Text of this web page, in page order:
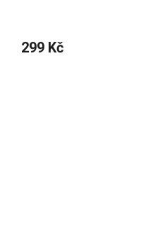
299 Kč